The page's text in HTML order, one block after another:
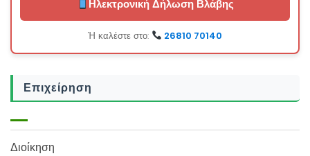
Ηλεκτρονική Δήλωση Βλάβης
Ή καλέστε στο: 26810 70140
Επιχείρηση
Διοίκηση